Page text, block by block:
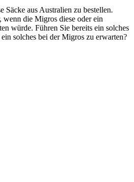
Säcke aus Australien zu bestellen.
wenn die Migros diese oder ein
würde. Führen Sie bereits ein solches
solches bei der Migros zu erwarten?